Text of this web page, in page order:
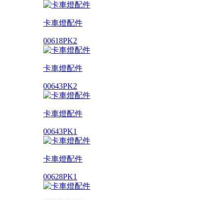
卡車燈配件
00618PK2
卡車燈配件
00643PK2
卡車燈配件
00643PK1
卡車燈配件
00628PK1